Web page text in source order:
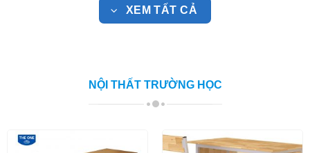
XEM TẤT CẢ
NỘI THẤT TRƯỜNG HỌC